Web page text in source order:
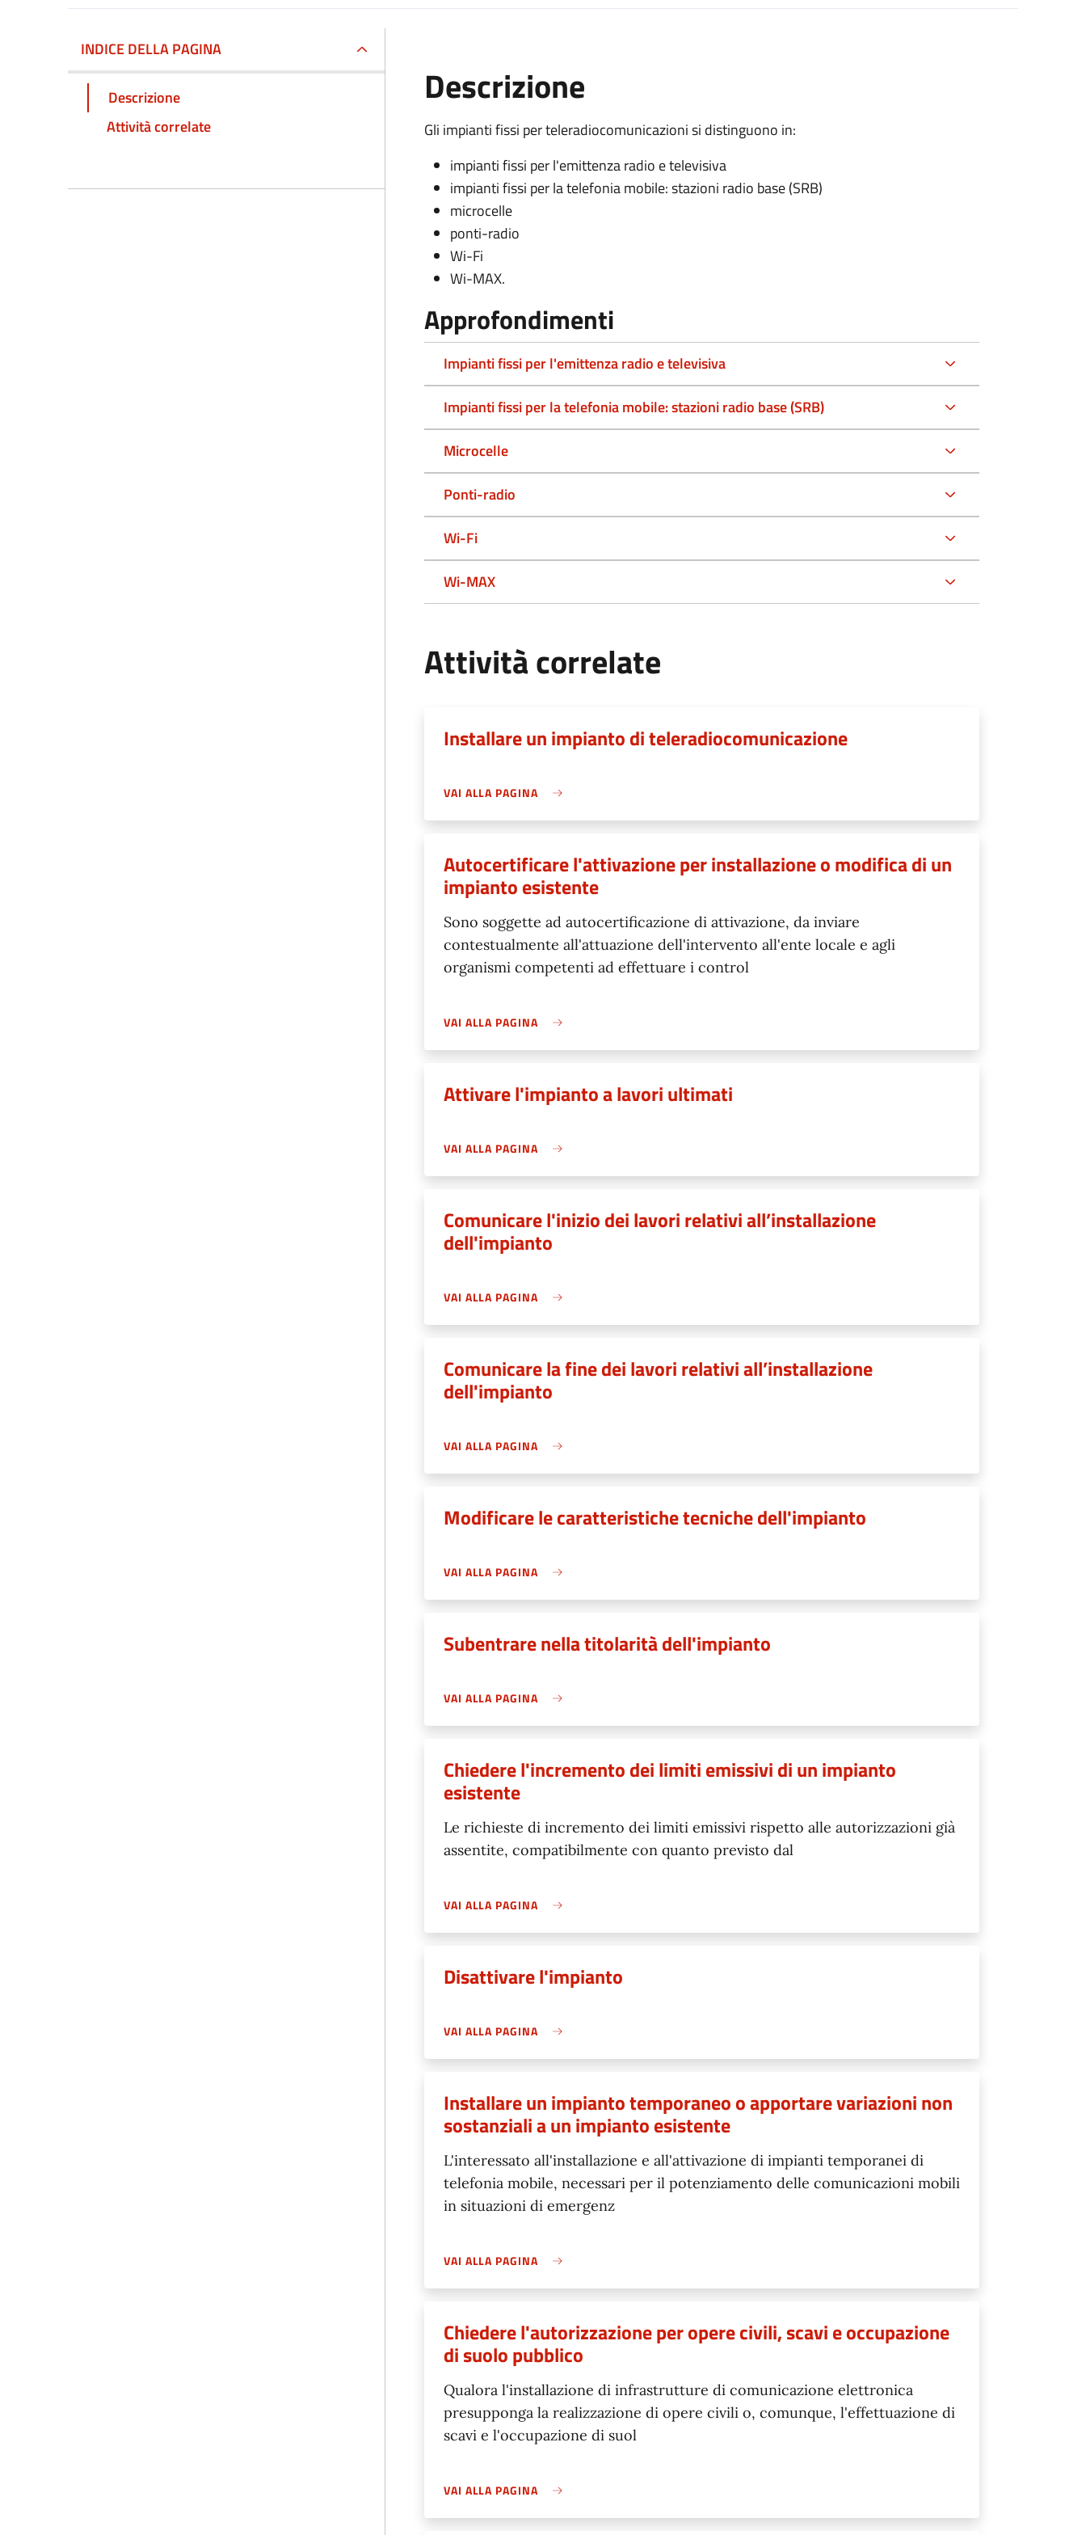
INDICE DELLA PAGINA
Descrizione
Attività correlate
Descrizione
Gli impianti fissi per teleradiocomunicazioni si distinguono in:
impianti fissi per l'emittenza radio e televisiva
impianti fissi per la telefonia mobile: stazioni radio base (SRB)
microcelle
ponti-radio
Wi-Fi
Wi-MAX.
Approfondimenti
Impianti fissi per l'emittenza radio e televisiva
Impianti fissi per la telefonia mobile: stazioni radio base (SRB)
Microcelle
Ponti-radio
Wi-Fi
Wi-MAX
Attività correlate
Installare un impianto di teleradiocomunicazione
VAI ALLA PAGINA
Autocertificare l'attivazione per installazione o modifica di un
impianto esistente
Sono soggette ad autocertificazione di attivazione, da inviare
contestualmente all'attuazione dell'intervento all'ente locale e agli
organismi competenti ad effettuare i control
VAI ALLA PAGINA
Attivare l'impianto a lavori ultimati
VAI ALLA PAGINA
Comunicare l'inizio dei lavori relativi all’installazione
dell'impianto
VAI ALLA PAGINA
Comunicare la fine dei lavori relativi all’installazione
dell'impianto
VAI ALLA PAGINA
Modificare le caratteristiche tecniche dell'impianto
VAI ALLA PAGINA
Subentrare nella titolarità dell'impianto
VAI ALLA PAGINA
Chiedere l'incremento dei limiti emissivi di un impianto
esistente
Le richieste di incremento dei limiti emissivi rispetto alle autorizzazioni già
assentite, compatibilmente con quanto previsto dal
VAI ALLA PAGINA
Disattivare l'impianto
VAI ALLA PAGINA
Installare un impianto temporaneo o apportare variazioni non
sostanziali a un impianto esistente
L'interessato all'installazione e all'attivazione di impianti temporanei di
telefonia mobile, necessari per il potenziamento delle comunicazioni mobili
in situazioni di emergenz
VAI ALLA PAGINA
Chiedere l'autorizzazione per opere civili, scavi e occupazione
di suolo pubblico
Qualora l'installazione di infrastrutture di comunicazione elettronica
presupponga la realizzazione di opere civili o, comunque, l'effettuazione di
scavi e l'occupazione di suol
VAI ALLA PAGINA